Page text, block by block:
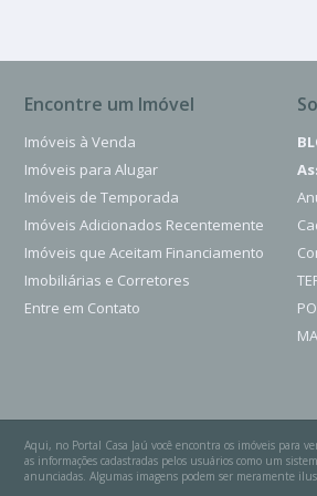
Encontre um Imóvel
Imóveis à Venda
Imóveis para Alugar
Imóveis de Temporada
Imóveis Adicionados Recentemente
Imóveis que Aceitam Financiamento
Imobiliárias e Corretores
Entre em Contato
Aqui, no Portal Casa Jaú você encontra os imóveis para
as informações cadastradas pelos usuários como um
anunciadas. Algumas imagens podem ser meramente